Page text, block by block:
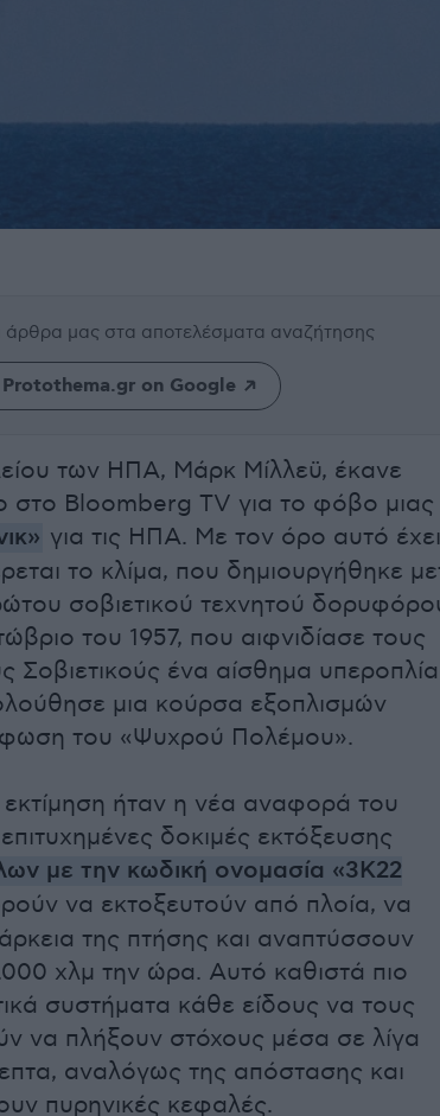
άρθρα μας στα αποτελέσματα αναζήτησης
on Google
των ΗΠΑ, Μάρκ Μίλλεϋ, έκανε
στο Bloomberg TV για το φόβο μιας
για τις ΗΠΑ. Με τον όρο αυτό έχει
το κλίμα, που δημιουργήθηκε
σοβιετικού τεχνητού
του 1957, που αιφνιδίασε τους
Σοβιετικούς ένα αίσθημα
μια κούρσα εξοπλισμών
του «Ψυχρού Πολέμου».
ήταν η νέα αναφορά του
δοκιμές εκτόξευσης
με την κωδική ονομασία «3K22
να εκτοξευτούν από πλοία, να
της πτήσης και αναπτύσσουν
χλμ την ώρα. Αυτό καθιστά πιο
συστήματα κάθε είδους να τους
να πλήξουν στόχους μέσα σε λίγα
αναλόγως της απόστασης και
πυρηνικές κεφαλές.